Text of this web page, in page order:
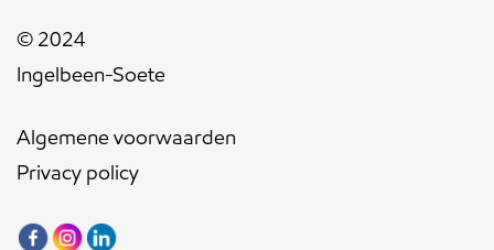
© 2024
Ingelbeen-Soete
Algemene voorwaarden
Privacy policy